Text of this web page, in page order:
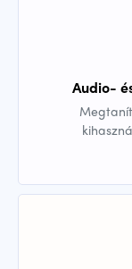
Audio-